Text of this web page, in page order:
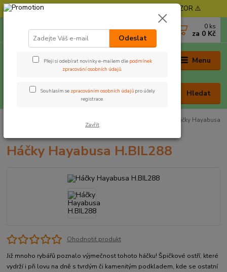
⚠️ POZOR - Objednávky expedujeme od 11. 8. - POZOR ⚠️
Menu
Hledat
0 ks
za 0 Kč
Háčky Hayabusa
Háčky Hayabusa H.BIL288
Ohodnotit produkt
Již mnoho rybářů poznalo výjmečnost tohoto háčku! Špičkové ostří, které
vydrží i při lovu na dně s tvrdým či kamenitým podkladem, kde se ostatní
Odeslat
Přeji si odebírat novinky e-mailem dle podmínek
zpracování osobních údajů.
Souhlasím se zpracováním osobních údajů pro účely
registrace.
Zavřít